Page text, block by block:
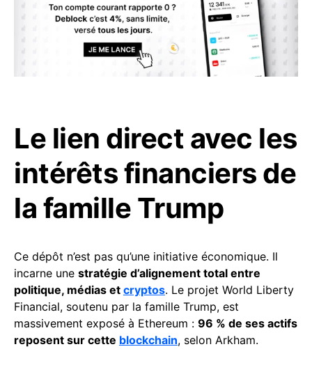
Le lien direct avec les
intérêts financiers de
la famille Trump
Ce dépôt n’est pas qu’une initiative économique. Il
incarne une stratégie d’alignement total entre
politique, médias et cryptos. Le projet World Liberty
Financial, soutenu par la famille Trump, est
massivement exposé à Ethereum : 96 % de ses actifs
reposent sur cette blockchain, selon Arkham.